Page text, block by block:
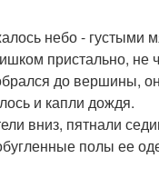
небо - густыми
пристально, не
до вершины,
и капли дождя.
вниз, пятнали
полы ее